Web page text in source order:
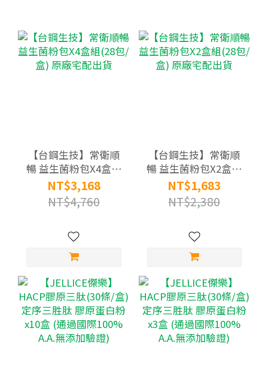
【台鋼生技】常衛順
暢 益生菌粉包X4盒組
(28包/盒) 原廠宅配出
貨
NT$3,168
NT$4,760
【台鋼生技】常衛順
暢 益生菌粉包X2盒組
(28包/盒) 原廠宅配出
貨
NT$1,683
NT$2,380